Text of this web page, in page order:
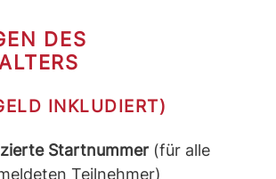
DES
INKLUDIERT)
Startnummer (für alle
Teilnehmer)